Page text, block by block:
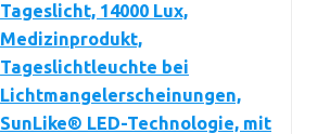
Tageslicht, 14000 Lux,
Medizinprodukt,
Tageslichtleuchte bei
Lichtmangelerscheinungen,
SunLike® LED-Technologie, mit